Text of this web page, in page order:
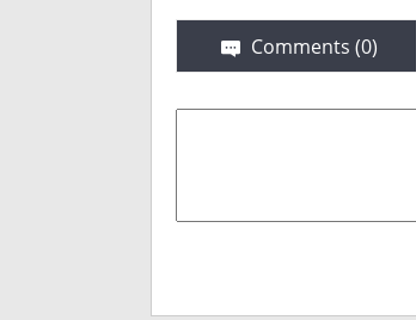
Comments (0)